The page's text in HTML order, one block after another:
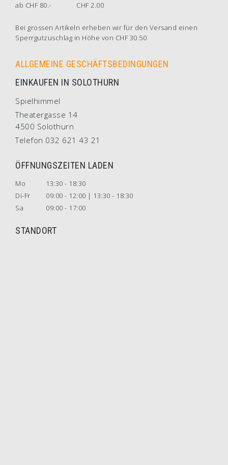
ab CHF 80.-
CHF 2.00
Bei grossen Artikeln erheben wir für den Versand einen
Sperrgutzuschlag in Höhe von CHF 30.50
ALLGEMEINE GESCHÄFTSBEDINGUNGEN
EINKAUFEN IN SOLOTHURN
Spielhimmel
Theatergasse 14
4500 Solothurn
Telefon 032 621 43 21
ÖFFNUNGSZEITEN LADEN
Mo
13:30 - 18:30
Di-Fr
09:00 - 12:00 | 13:30 - 18:30
Sa
09:00 - 17:00
STANDORT